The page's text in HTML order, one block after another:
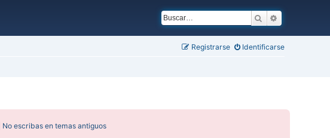
Buscar
Identificarse
Registrarse
No escribas en temas antiguos